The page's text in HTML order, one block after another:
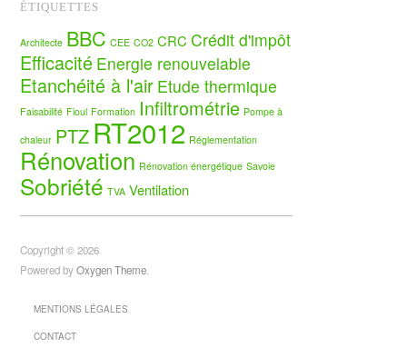
ÉTIQUETTES
Architecte BBC CEE CO2 CRC Crédit d'impôt
Efficacité Energie renouvelable
Etanchéité à l'air Etude thermique
Faisabilité Fioul Formation Infiltrométrie Pompe à
chaleur PTZ RT2012 Réglementation
Rénovation Rénovation énergétique Savoie
Sobriété TVA Ventilation
Copyright © 2026
Powered byOxygen Theme
MENTIONS LÉGALES
CONTACT